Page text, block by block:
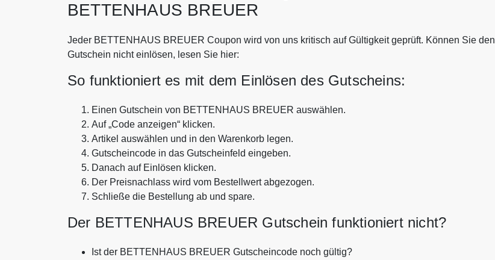
BETTENHAUS BREUER
Jeder BETTENHAUS BREUER Coupon wird von uns kritisch auf Gültigkeit geprüft. Können Sie den
Gutschein nicht einlösen, lesen Sie hier:
So funktioniert es mit dem Einlösen des Gutscheins:
Einen Gutschein von BETTENHAUS BREUER auswählen.
Auf „Code anzeigen“ klicken.
Artikel auswählen und in den Warenkorb legen.
Gutscheincode in das Gutscheinfeld eingeben.
Danach auf Einlösen klicken.
Der Preisnachlass wird vom Bestellwert abgezogen.
Schließe die Bestellung ab und spare.
Der BETTENHAUS BREUER Gutschein funktioniert nicht?
Ist der BETTENHAUS BREUER Gutscheincode noch gültig?